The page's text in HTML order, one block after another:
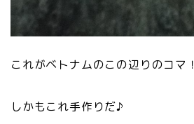
これがベトナムのこの辺りのコマ！
しかもこれ手作りだ♪